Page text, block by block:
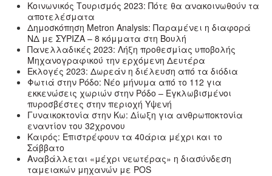
Κοινωνικός Τουρισμός 2023: Πότε θα ανακοινωθούν τα
αποτελέσματα
Δημοσκόπηση Metron Analysis: Παραμένει η διαφορά
ΝΔ με ΣΥΡΙΖΑ – 8 κόμματα στη Βουλή
Πανελλαδικές 2023: Λήξη προθεσμίας υποβολής
Μηχανογραφικού την ερχόμενη Δευτέρα
Εκλογές 2023: Δωρεάν η διέλευση από τα διόδια
Φωτιά στην Ρόδο: Νέο μήνυμα από το 112 για
εκκενώσεις χωριών στην Ρόδο – Εγκλωβισμένοι
πυροσβέστες στην περιοχή Υψενή
Γυναικοκτονία στην Κω: Δίωξη για ανθρωποκτονία
εναντίον του 32χρονου
Καιρός: Επιστρέφουν τα 40άρια μέχρι και το
Σάββατο
Αναβάλλεται «μέχρι νεωτέρας» η διασύνδεση
ταμειακών μηχανών με POS